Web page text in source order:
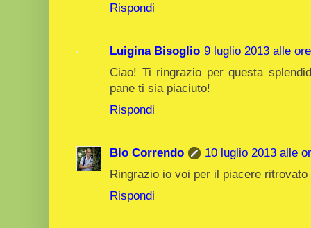
Rispondi
Luigina Bisoglio 9 luglio 2013 alle
Ciao! Ti ringrazio per questa
pane ti sia piaciuto!
Rispondi
Bio Correndo
10 luglio 2013 alle
Ringrazio io voi per il piacere
Rispondi